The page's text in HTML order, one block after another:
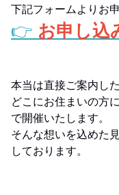
下記フォームよりお
👉 お申し込
本当は直接ご案内し
どこにお住まいの方
で開催いたします。
そんな想いを込めた
しております。